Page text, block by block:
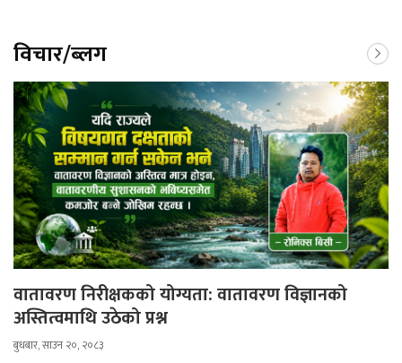
विचार/ब्लग
वातावरण निरीक्षकको योग्यता: वातावरण विज्ञानको
अस्तित्वमाथि उठेको प्रश्न
बुधबार, साउन २०, २०८३